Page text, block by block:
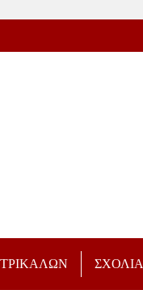
ΣΧΟΛΙΑ